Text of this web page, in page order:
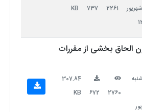
30 شهریور
2261
737
KB
الحاق بخشی از مقررات
شنبه
2760
672
307.84
KB